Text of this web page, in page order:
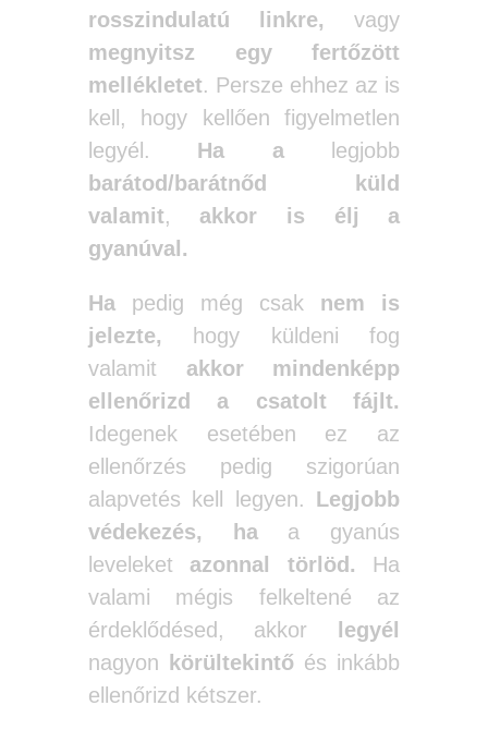
rosszindulatú linkre, vagy
megnyitsz
egy fertőzött
mellékletet. Persze ehhez az is
kell, hogy kellően figyelmetlen
legyél. Ha alegjobb
barátod/barátnőd küld
valamit, akkor is élj a
gyanúval.
Hapedig még csak nem is
jelezte, hogy küldeni fog
valamit akkor mindenképp
ellenőrizd a csatolt fájlt.
Idegenek esetében ez az
ellenőrzés pedig szigorúan
alapvetés kell legyen. Legjobb
védekezés, haa gyanús
leveleket azonnal törlöd. Ha
valami mégis felkeltené az
érdeklődésed, akkor
legyél
nagyon
körültekintőés inkább
ellenőrizd kétszer.